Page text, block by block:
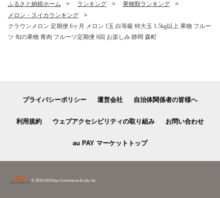
ふるさと納税ホーム ランキング
果物類ランキング
メロン・スイカランキング
クラウンメロン 定期便 6ヶ月 メロン 1玉 白等級 特大玉 1.5kg以上 果物 フルー
ツ 旬の果物 青肉 フルーツ定期便 6回 お楽しみ 静岡 森町
プライバシーポリシー 運営会社 自治体関係者の皆様へ
利用規約 ウェブアクセシビリティの取り組み お問い合わせ
au PAY マーケットトップ
© 2016 KDDI/au Commerce & Life, Inc.